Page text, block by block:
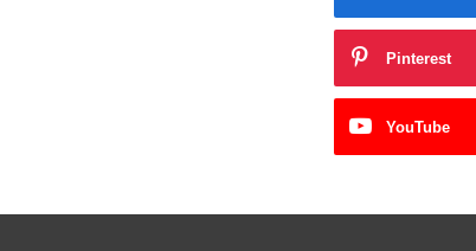
Pinterest
YouTube